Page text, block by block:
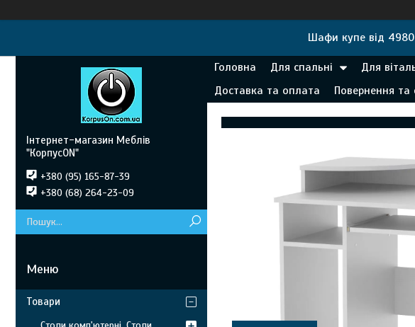
Шафи купе від 4980
Головна Для спальні Для
Доставка та оплата
Повернення та
Інтернет-магазин Меблів
"КорпусON"
+380 (95) 165-87-39
+380 (68) 264-23-09
Товари